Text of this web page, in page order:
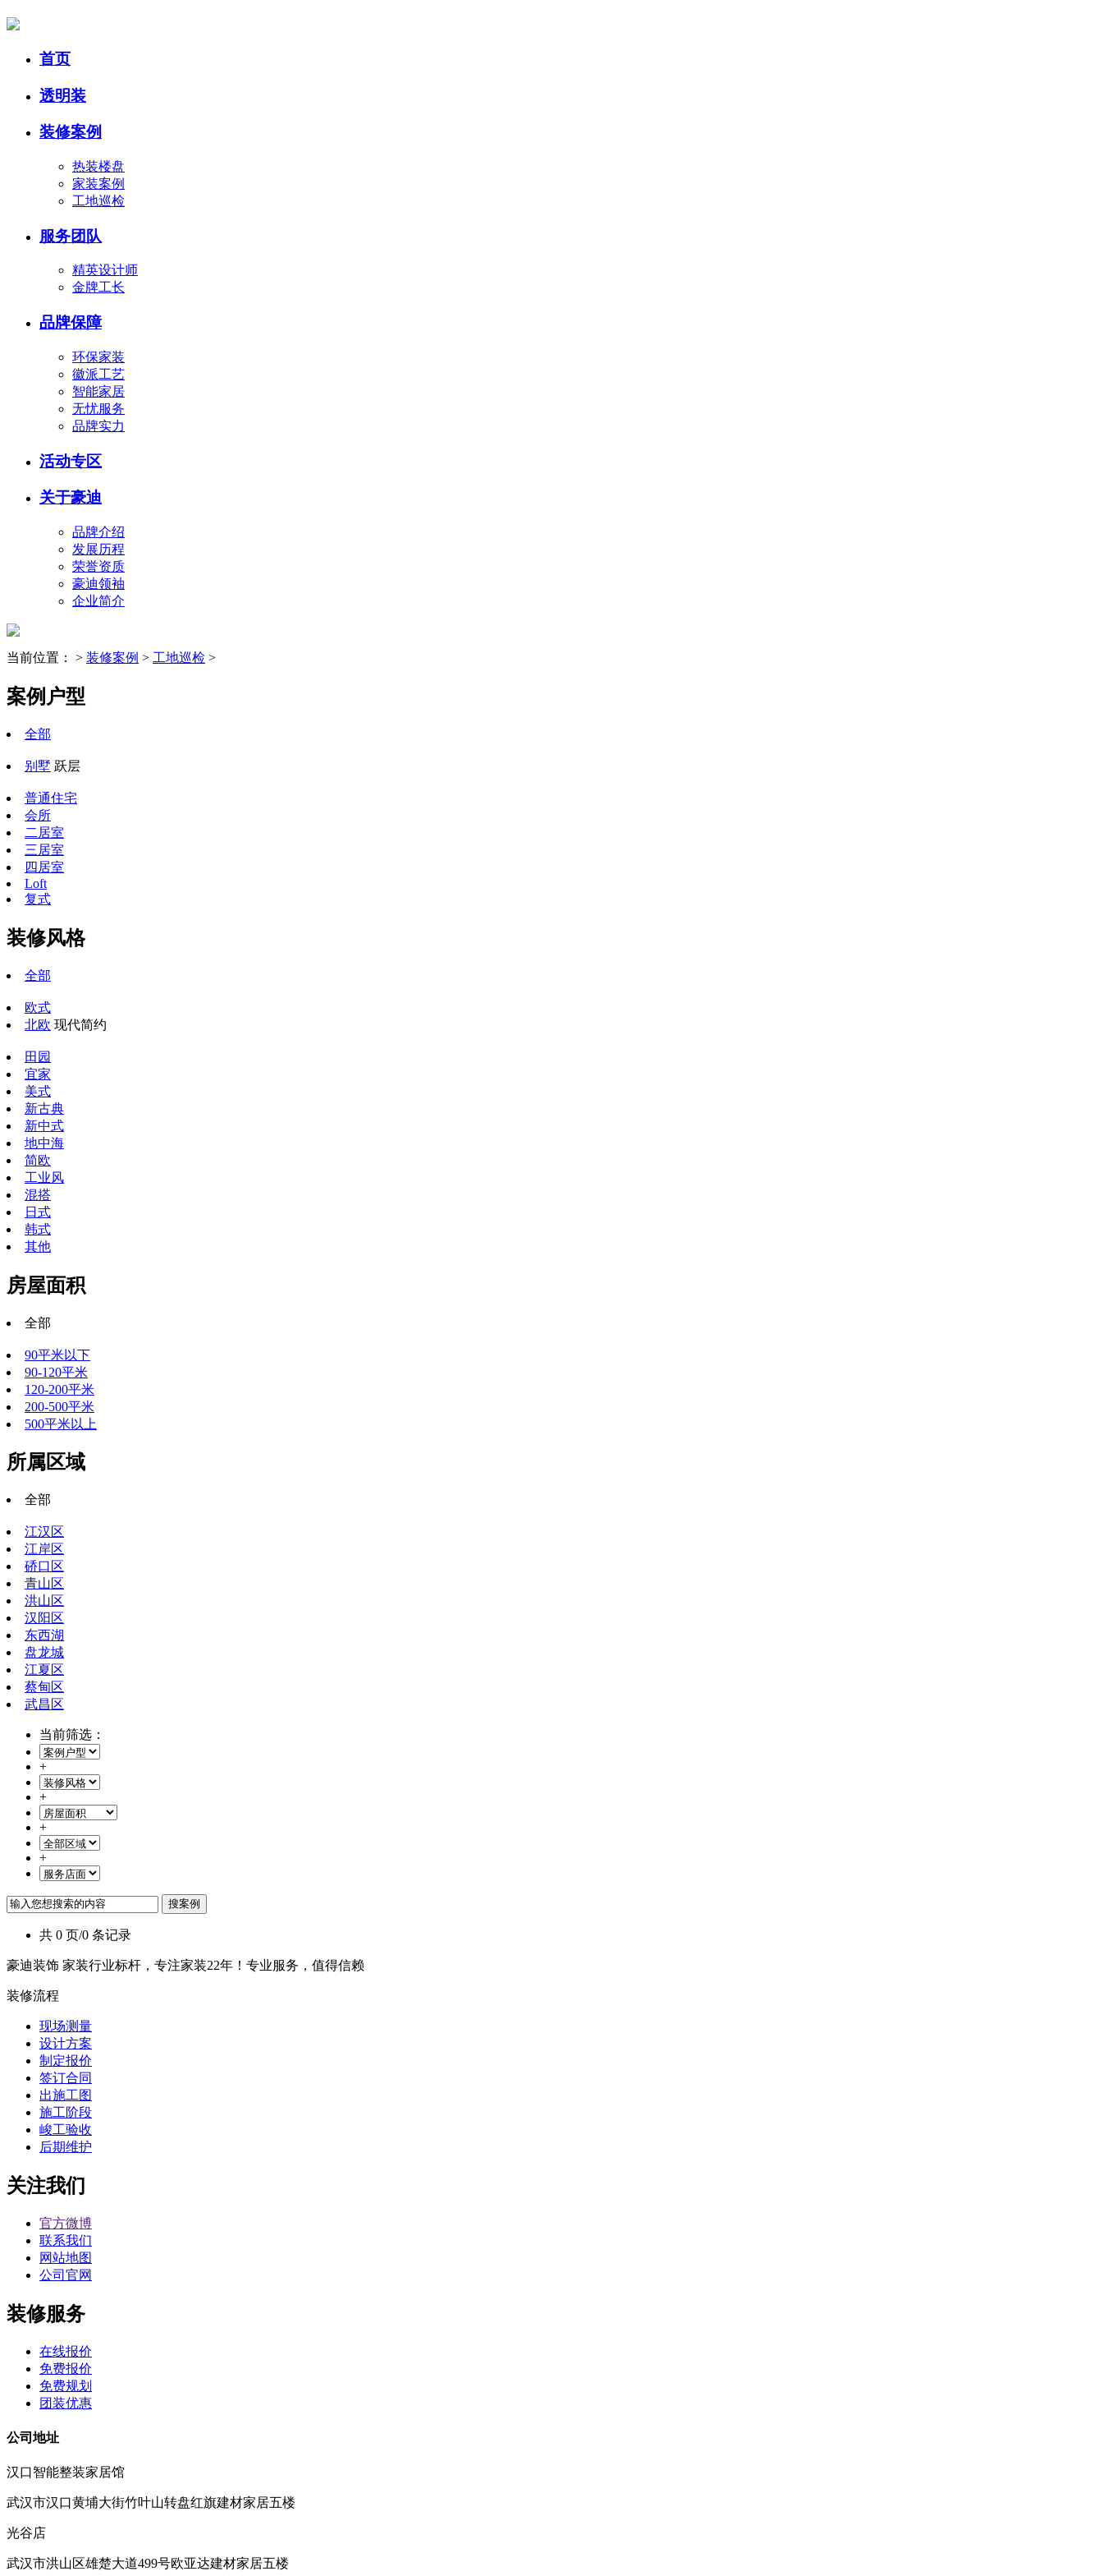
首页
透明装
装修案例
热装楼盘
家装案例
工地巡检
服务团队
精英设计师
金牌工长
品牌保障
环保家装
徽派工艺
智能家居
无忧服务
品牌实力
活动专区
关于豪迪
品牌介绍
发展历程
荣誉资质
豪迪领袖
企业简介
当前位置： > 装修案例 > 工地巡检 >
案例户型
全部
别墅 跃层
普通住宅
会所
二居室
三居室
四居室
Loft
复式
装修风格
全部
欧式
北欧 现代简约
田园
宜家
美式
新古典
新中式
地中海
简欧
工业风
混搭
日式
韩式
其他
房屋面积
全部
90平米以下
90-120平米
120-200平米
200-500平米
500平米以上
所属区域
全部
江汉区
江岸区
硚口区
青山区
洪山区
汉阳区
东西湖
盘龙城
江夏区
蔡甸区
武昌区
当前筛选：
+
+
+
+
共 0 页/0 条记录
豪迪装饰 家装行业标杆，专注家装22年！专业服务，值得信赖
装修流程
现场测量
设计方案
制定报价
签订合同
出施工图
施工阶段
峻工验收
后期维护
关注我们
官方微博
联系我们
网站地图
公司官网
装修服务
在线报价
免费报价
免费规划
团装优惠
公司地址
汉口智能整装家居馆
武汉市汉口黄埔大街竹叶山转盘红旗建材家居五楼
光谷店
武汉市洪山区雄楚大道499号欧亚达建材家居五楼